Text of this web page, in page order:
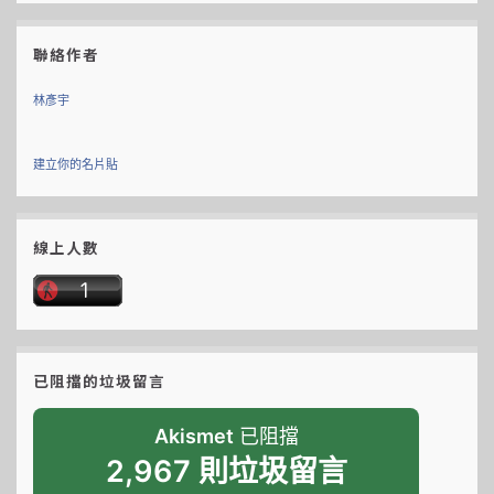
聯絡作者
林彥宇
建立你的名片貼
線上人數
已阻擋的垃圾留言
Akismet 已阻擋
2,967 則垃圾留言